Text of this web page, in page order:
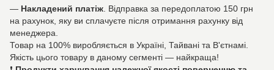
— Накладений платіж. Відправка за передоплатою 150 грн
на рахунок, яку ви сплачуєте після отримання рахунку від
менеджера.
Товар на 100% виробляється в Україні, Тайвані та В'єтнамі.
Якість цього товару в даному сегменті — найкраща!